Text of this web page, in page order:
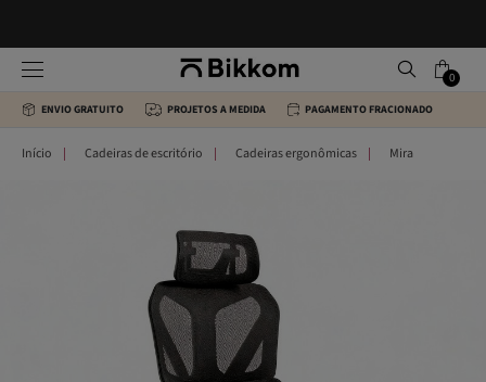
0
ENVIO GRATUITO PROJETOS A MEDIDA PAGAMENTO FRACIONADO
Início Cadeiras de escritório Cadeiras ergonômicas Mira